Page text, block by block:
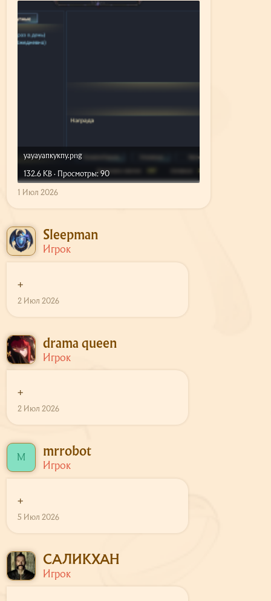
уауауапкукпу.png
132.6 KB · Просмотры: 90
1 Июл 2026
Sleepman
Игрок
+
2 Июл 2026
drama queen
Игрок
+
2 Июл 2026
M mrrobot
Игрок
+
5 Июл 2026
САЛИКХАН
Игрок